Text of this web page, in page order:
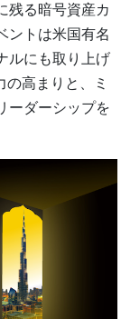
残る暗号資産カ
ントは米国有名
ルにも取り上げ
高まりと、ミ
ーダーシップを